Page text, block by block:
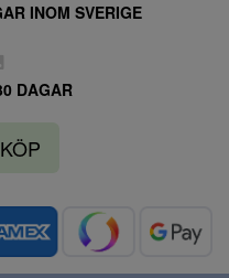
INOM SVERIGE
DAGAR